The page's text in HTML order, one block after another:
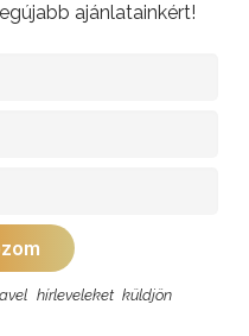
ajánlatainkért!
hírleveleket küldjön